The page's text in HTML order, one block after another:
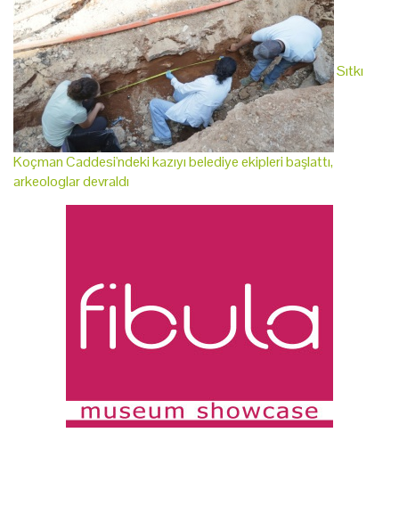
Sıtkı
Koçman Caddesi'ndeki kazıyı belediye ekipleri başlattı,
arkeologlar devraldı